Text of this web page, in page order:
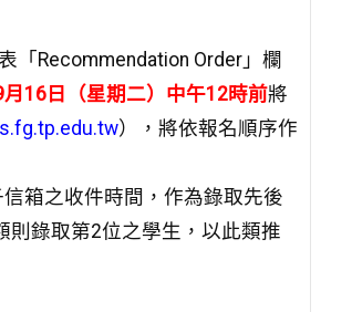
「Recommendation Order」欄
月16日（星期二）中午12時前將
），將依報名順序作
箱之收件時間，作為錄取先後
則 錄取第2位之學生，以此類推